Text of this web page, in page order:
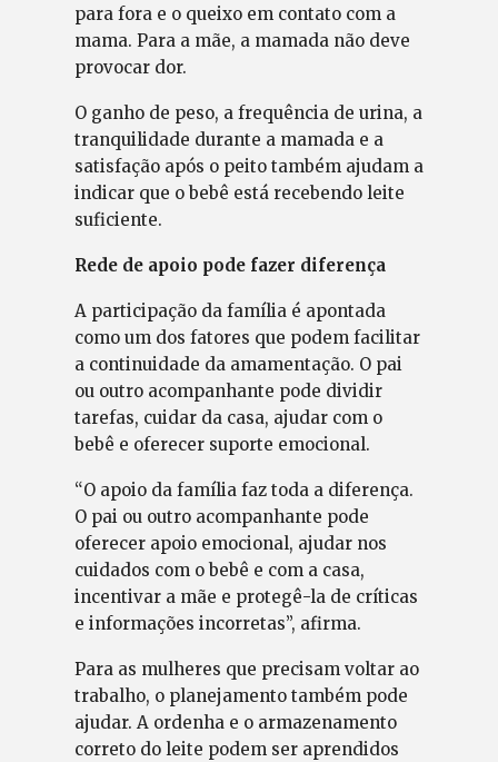
para fora e o queixo em contato com a
mama. Para a mãe, a mamada não deve
provocar dor.
O ganho de peso, a frequência de urina, a
tranquilidade durante a mamada e a
satisfação após o peito também ajudam a
indicar que o bebê está recebendo leite
suficiente.
Rede de apoio pode fazer diferença
A participação da família é apontada
como um dos fatores que podem facilitar
a continuidade da amamentação. O pai
ou outro acompanhante pode dividir
tarefas, cuidar da casa, ajudar com o
bebê e oferecer suporte emocional.
“O apoio da família faz toda a diferença.
O pai ou outro acompanhante pode
oferecer apoio emocional, ajudar nos
cuidados com o bebê e com a casa,
incentivar a mãe e protegê-la de críticas
e informações incorretas”, afirma.
Para as mulheres que precisam voltar ao
trabalho, o planejamento também pode
ajudar. A ordenha e o armazenamento
correto do leite podem ser aprendidos